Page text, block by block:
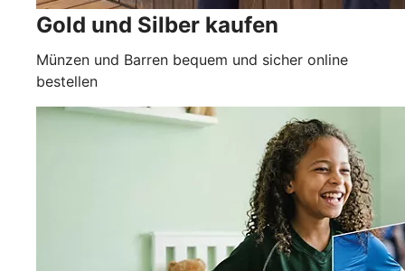
Gold und Silber kaufen
Münzen und Barren bequem und sicher online
bestellen